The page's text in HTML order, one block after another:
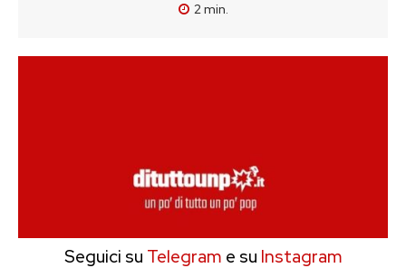
2min.
Seguici su Telegram e su Instagram